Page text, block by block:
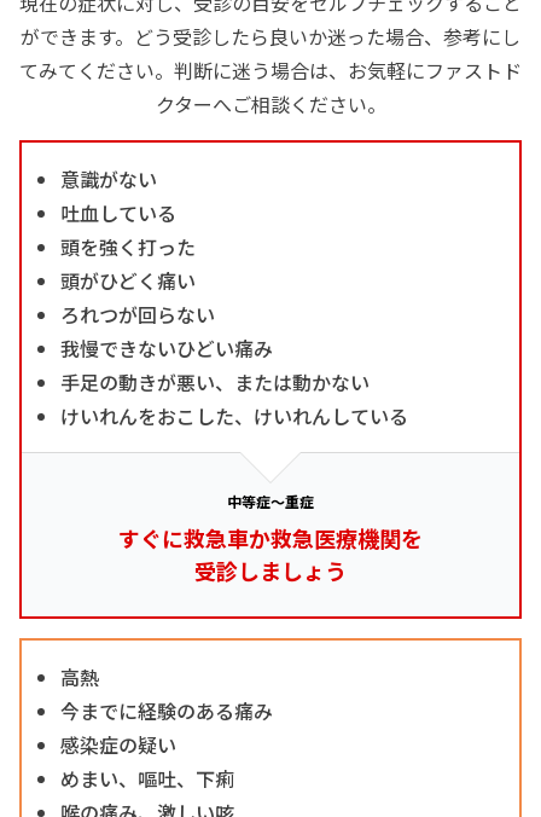
ができます。どう受診したら良いか迷った場合、参考にし
てみてください。判断に迷う場合は、お気軽にファストド
クターへご相談ください。
意識がない
吐血している
頭を強く打った
頭がひどく痛い
ろれつが回らない
我慢できないひどい痛み
手足の動きが悪い、または動かない
けいれんをおこした、けいれんしている
中等症～重症
すぐに救急車か救急医療機関を
受診しましょう
高熱
今までに経験のある痛み
感染症の疑い
めまい、嘔吐、下痢